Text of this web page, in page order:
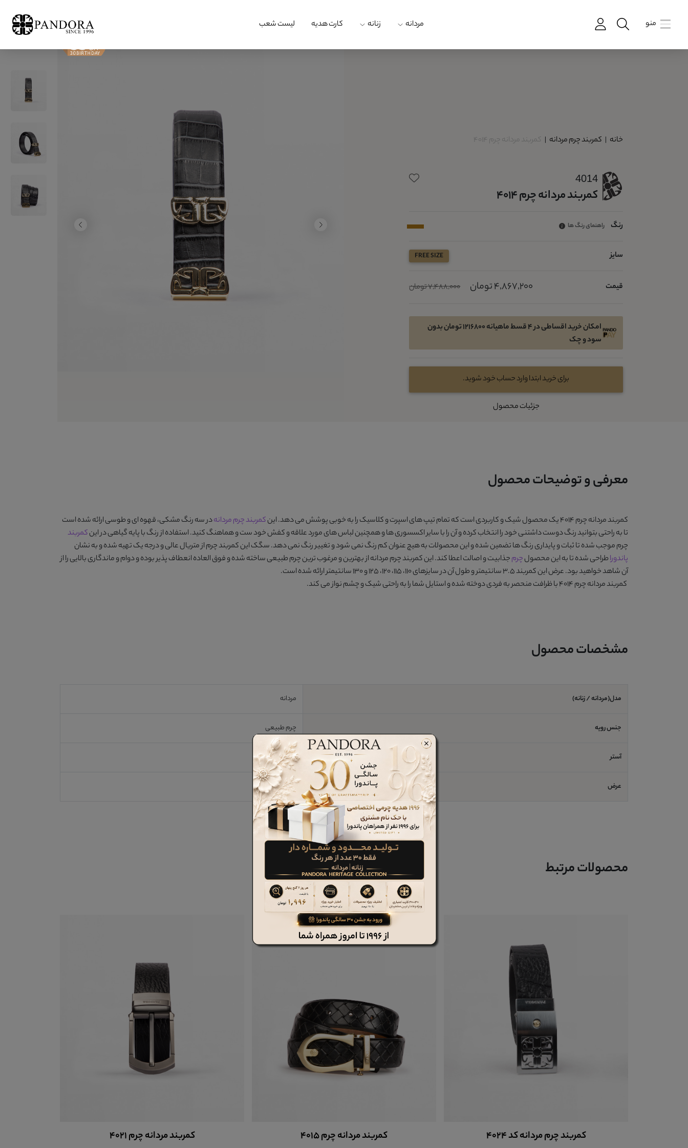
منو مردانه زنانه کارت هدیه لیست شعب
خانه | کمربند چرم مردانه | کمربند مردانه چرم 4014
4014
کمربند مردانه چرم 4014
رنگ راهنمای رنگ ها
سایز FREE SIZE
قیمت 4,867,200 تومان 7,488,000 تومان
امکان خرید اقساطی در 4 قسط ماهیانه 1216800 تومان بدون
سود و چک
برای خرید ابتدا وارد حساب خود شوید.
جزئیات محصول
معرفی و توضیحات محصول
کمربند مردانه چرم 4014 یک محصول شیک و کاربردی است که تمام تیپ های اسپرت و کلاسیک را به خوبی پوشش می دهد. اینکمربند چرم مردانهدر سه رنگمشکی، قهوه ای و طوسیارائه شده است
تا به راحتی بتوانید رنگ دوست داشتنی خود را انتخاب کرده و آن را با سایر اکسسوری ها و همچنین لباس های مورد علاقه و کفش خود ست و هماهنگ کنید. استفاده از رنگ با پایه گیاهی در اینکمربند
چرم موجب شده تا ثبات و پایداری رنگ ها تضمین شده و این محصولات به هیچ عنوان کم رنگ نمی شود و تغییر رنگ نمی دهد. سگک این کمربند چرم از متریال عالی و درجه یک تهیه شده و به نشان
پاندوراطراحی شده تا به این محصولچرمجذابیت و اصالت اعطا کند. اینکمربند چرم مردانهاز بهترین و مرغوب ترین چرم طبیعی ساخته شده و فوق العاده انعطاف پذیر بوده و دوام و ماندگاری بالایی را از
آن شاهد خواهید بود. عرض این کمربند 3.5 سانتیمتر و طول آن در سایزهای 110، 115، 120، 125 و 130 سانتیمتر ارائه شده است.
کمربند مردانه چرم 4014
با ظرافت منحصر به فردی دوخته شده و استایل شما را به راحتی شیک و چشم نواز می کند.
مشخصات محصول
مدل(مردانه / زنانه) مردانه
جنس رویه چرم طبیعی
آستر چرم طبیعی
عرض 3.5سانتیمتر
محصولات مرتبط
کمربند چرم مردانه کد 4024 کمربند مردانه چرم 4015 کمربند مردانه چرم 4021